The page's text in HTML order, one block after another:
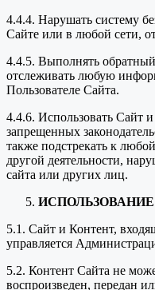
4.4.4. Нарушать систему
Сайте или в любой сети,
4.4.5. Выполнять
отслеживать любую
Пользователе Сайта.
4.4.6. Использовать Сайт
запрещенных
также подстрекать к
другой деятельности,
сайта или других лиц.
5.1. Сайт и Контент,
управляется
5.2. Контент Сайта не
воспроизведен, передан